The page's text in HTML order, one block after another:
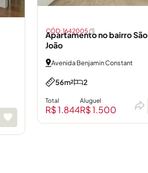
Apartamento no bairro São
João
Avenida Benjamin Constant
56m² 2
Total
R$ 1.844
Aluguel
R$ 1.500
CÓD: 1642005